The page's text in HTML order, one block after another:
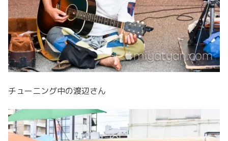
チューニング中の渡辺さん